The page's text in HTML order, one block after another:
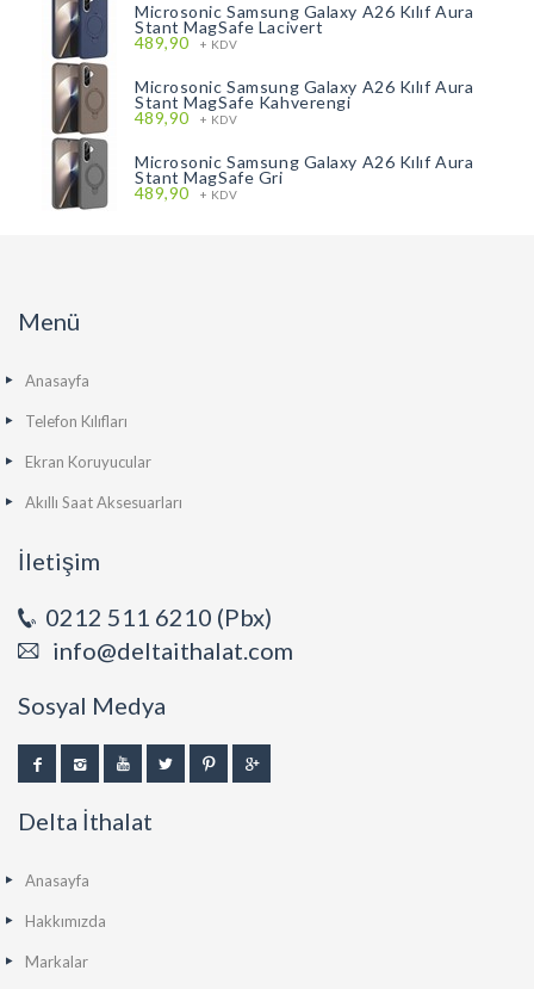
Microsonic Samsung Galaxy A26 Kılıf Aura
Stant MagSafe Lacivert
489,90 + KDV
Microsonic Samsung Galaxy A26 Kılıf Aura
Stant MagSafe Kahverengi
489,90 + KDV
Microsonic Samsung Galaxy A26 Kılıf Aura
Stant MagSafe Gri
489,90 + KDV
Menü
Anasayfa
Telefon Kılıfları
Ekran Koruyucular
Akıllı Saat Aksesuarları
İletişim
0212 511 6210 (Pbx)
info@deltaithalat.com
Sosyal Medya
Delta İthalat
Anasayfa
Hakkımızda
Markalar